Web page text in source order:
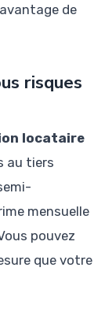
de
risques
locataire
au tiers
mensuelle
pouvez
que votre